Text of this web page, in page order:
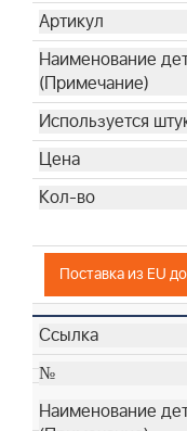
Поставка из EU